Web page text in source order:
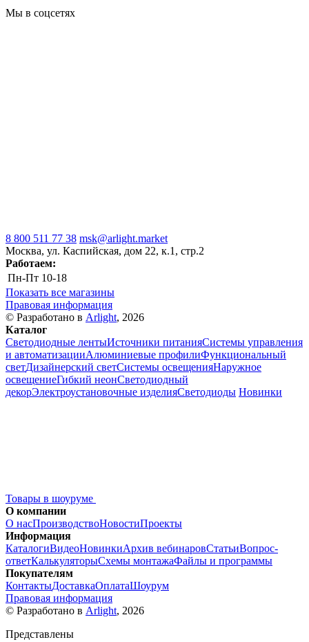
Мы в соцсетях
8 800 511 77 38 msk@arlight.market
Москва, ул. Каспийская, дом 22, к.1, стр.2
Работаем:
Пн-Пт 10-18
Показать все магазины
Правовая информация
© Разработано в Arlight, 2026
Каталог
Светодиодные лентыИсточники питанияСистемы управления
и автоматизацииАлюминиевые профилиФункциональный
светДизайнерский светСистемы освещенияНаружное
освещениеГибкий неонСветодиодный
декорЭлектроустановочные изделияСветодиоды Новинки
Товары в шоуруме
О компании
О насПроизводствоНовостиПроекты
Информация
КаталогиВидеоНовинкиАрхив вебинаровСтатьиВопрос-
ответКалькуляторыСхемы монтажаФайлы и программы
Покупателям
КонтактыДоставкаОплатаШоурум
Правовая информация
© Разработано в Arlight, 2026
Представлены